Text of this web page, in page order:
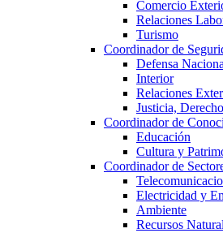
Comercio
Relaciones
Turismo
Coordinador de
Defensa
Interior
Relaciones
Justicia,
Coordinador de
Educación
Cultura y
Coordinador de
Electricidad y
Ambiente
Recursos